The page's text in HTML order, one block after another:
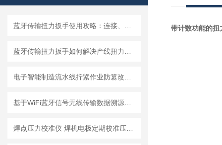
带计数功能的扭